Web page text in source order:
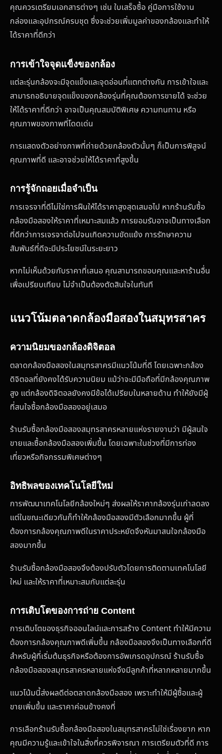
คุณควรเตรียมเอกสารต่างๆ เช่น ใบเสร็จซื้อ คู่มือการใช้งาน
กล่องและอุปกรณ์ครบชุด ซึ่งจะช่วยเพิ่มมูลค่าของกล้องและทำให้
ได้ราคาที่ดีกว่า
การเข้าใจจุดแข็งของกล้อง
แต่ละรุ่นกล้องจะมีจุดแข็งและจุดอ่อนที่แตกต่างกัน การเข้าใจและ
สามารถอธิบายจุดแข็งของกล้องรุ่นที่คุณต้องการขายได้ จะช่วย
ให้ได้ราคาที่ดีกว่า อาจเป็นคุณสมบัติพิเศษ ความทนทาน หรือ
คุณภาพของภาพที่โดดเด่น
การแสดงตัวอย่างภาพที่ถ่ายด้วยกล้องตัวนั้นๆ ก็เป็นการพิสูจน์
คุณภาพที่ดี และอาจช่วยให้ได้ราคาที่สูงขึ้น
การรู้จักถอยเมื่อจำเป็น
การเจรจาที่ดีไม่ใช่การฝืนให้ได้ราคาสูงสุดเสมอไป หากร้านรับซื้อ
กล้องมือสองให้ราคาที่เหมาะสมแล้ว การยอมรับอาจเป็นทางเลือก
ที่ดีกว่าการเจรจาต่อไปจนเกิดความขัดแย้ง การรักษาความ
สัมพันธ์ที่ดีจะมีประโยชน์ในระยะยาว
หากไม่เห็นด้วยกับราคาที่เสนอ คุณสามารถขอบคุณและหาร้านอื่น
เพื่อเปรียบเทียบ ไม่จำเป็นต้องตัดสินใจในทันที
แนวโน้มตลาดกล้องมือสองในสมุทรสาคร
ความนิยมของกล้องดิจิตอล
ตลาดกล้องมือสองในสมุทรสาครมีแนวโน้มที่ดี โดยเฉพาะกล้อง
ดิจิตอลที่ยังคงได้รับความนิยม แม้ว่าจะมีมือถือที่มีกล้องคุณภาพ
สูง แต่กล้องดิจิตอลยังคงมีข้อได้เปรียบในหลายด้าน ทำให้ยังมีผู้
ที่สนใจซื้อกล้องมือสองอยู่เสมอ
ร้านรับซื้อกล้องมือสองสมุทรสาครหลายแห่งรายงานว่า มีผู้สนใจ
ขายและซื้อกล้องมือสองเพิ่มขึ้น โดยเฉพาะในช่วงที่มีการท่อง
เที่ยวหรือกิจกรรมพิเศษต่างๆ
อิทธิพลของเทคโนโลยีใหม่
การพัฒนาเทคโนโลยีกล้องใหม่ๆ ส่งผลให้ราคากล้องรุ่นเก่าลดลง
แต่ในขณะเดียวกันก็ทำให้กล้องมือสองมีตัวเลือกมากขึ้น ผู้ที่
ต้องการกล้องคุณภาพดีในราคาประหยัดจึงหันมาสนใจกล้องมือ
สองมากขึ้น
ร้านรับซื้อกล้องมือสองจึงต้องปรับตัวโดยการติดตามเทคโนโลยี
ใหม่ และให้ราคาที่เหมาะสมกับแต่ละรุ่น
การเติบโตของการถ่าย Content
การเติบโตของธุรกิจออนไลน์และการสร้าง Content ทำให้มีความ
ต้องการกล้องคุณภาพดีเพิ่มขึ้น กล้องมือสองจึงเป็นทางเลือกที่ดี
สำหรับผู้ที่เริ่มต้นธุรกิจหรือต้องการอัพเกรดอุปกรณ์ ร้านรับซื้อ
กล้องมือสองสมุทรสาครหลายแห่งจึงมีลูกค้าที่หลากหลายมากขึ้น
แนวโน้มนี้ส่งผลดีต่อตลาดกล้องมือสอง เพราะทำให้มีผู้ซื้อและผู้
ขายเพิ่มขึ้น และราคาค่อนข้างคงที่
การเลือกร้านรับซื้อกล้องมือสองในสมุทรสาครไม่ใช่เรื่องยาก หาก
คุณมีความรู้และเข้าใจในสิ่งที่ควรพิจารณา การเตรียมตัวที่ดี การ